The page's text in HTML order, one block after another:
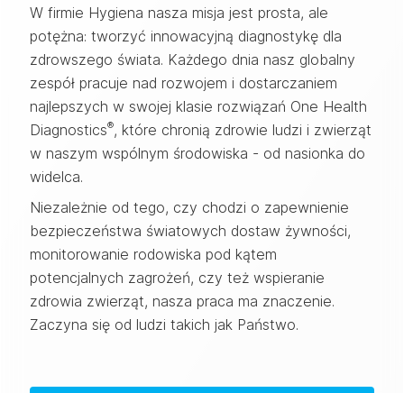
W firmie Hygiena nasza misja jest prosta, ale
potężna: tworzyć innowacyjną diagnostykę dla
zdrowszego świata. Każdego dnia nasz globalny
zespół pracuje nad rozwojem i dostarczaniem
najlepszych w swojej klasie rozwiązań One Health
Diagnostics®, które chronią zdrowie ludzi i zwierząt
w naszym wspólnym środowiska - od nasionka do
widelca.
Niezależnie od tego, czy chodzi o zapewnienie
bezpieczeństwa światowych dostaw żywności,
monitorowanie rodowiska pod kątem
potencjalnych zagrożeń, czy też wspieranie
zdrowia zwierząt, nasza praca ma znaczenie.
Zaczyna się od ludzi takich jak Państwo.